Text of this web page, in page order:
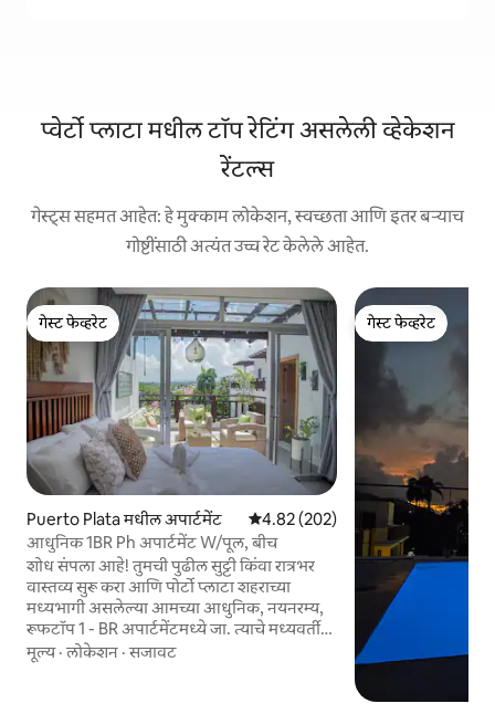
प्वेर्टो प्लाटा मधील टॉप रेटिंग असलेली व्हेकेशन
रेंटल्स
गेस्ट्स सहमत आहेत: हे मुक्काम लोकेशन, स्वच्छता आणि इतर बऱ्याच
गोष्टींसाठी अत्यंत उच्च रेट केलेले आहेत.
गेस्ट फेव्हरेट
गेस्ट फेव्हरेट
Puerto Plata मधील अपार्टमेंट 5 पैकी 4.82 सरासरी रेटिंग, 202 रिव्ह्यूज
4.82 (202)
आधुनिक 1BR Ph अपार्टमेंट W/पूल, बीच
शोध संपला आहे! तुमची पुढील सुट्टी किंवा रात्रभर
वास्तव्य सुरू करा आणि पोर्टो प्लाटा शहराच्या
मध्यभागी असलेल्या आमच्या आधुनिक, नयनरम्य,
रूफटॉप 1 - BR अपार्टमेंटमध्ये जा. त्याचे मध्यवर्ती
लोकेशन सर्व पर्यटक टॉप डेस्टिनेशन्स आणि सर्व
प्रमुख स्टोअर्सच्या जवळ असल्याने, बीच आणि द
मूल्य·लोकेशन ·सजावट
गेस्ट फेव्हरेट
गेस्ट फेव्हरेट